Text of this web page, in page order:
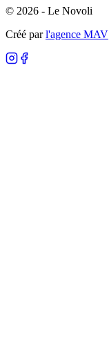
© 2026 - Le Novoli
Créé par l'agence MAV